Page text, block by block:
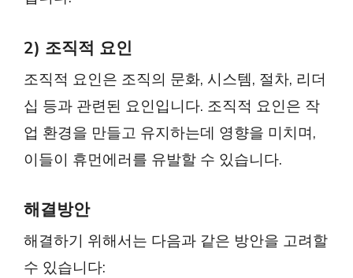
2) 조직적 요인
조직적 요인은 조직의 문화, 시스템, 절차, 리더
십 등과 관련된 요인입니다. 조직적 요인은 작
업 환경을 만들고 유지하는데 영향을 미치며,
이들이 휴먼에러를 유발할 수 있습니다.
해결방안
해결하기 위해서는 다음과 같은 방안을 고려할
수 있습니다: